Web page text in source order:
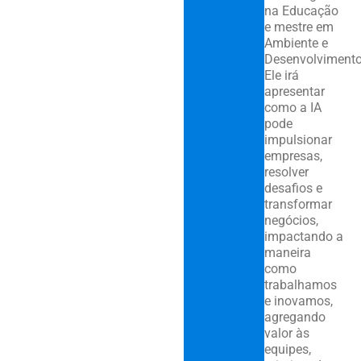
na Educação
e mestre em
Ambiente e
Ele irá
apresentar
como a IA
pode
impulsionar
empresas,
resolver
desafios e
transformar
negócios,
impactando a
maneira
como
trabalhamos
e inovamos,
agregando
valor às
equipes,